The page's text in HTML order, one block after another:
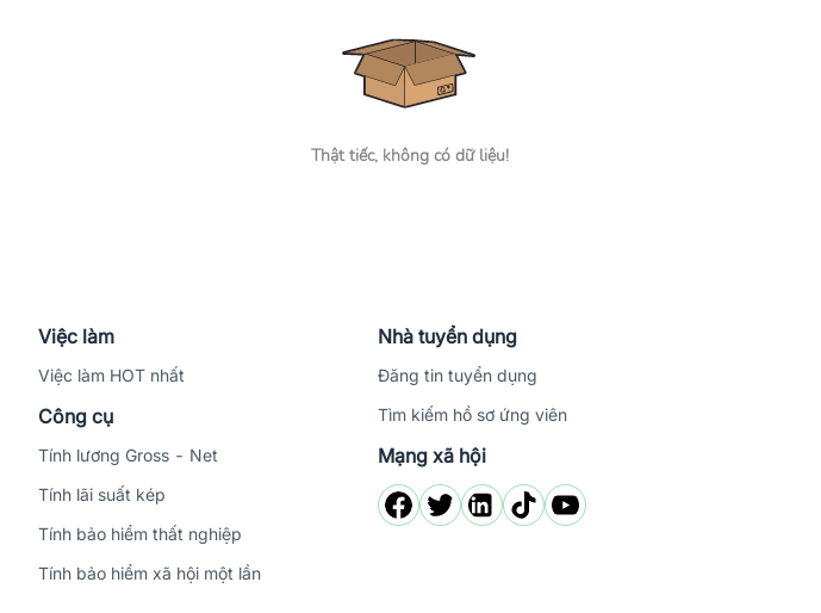
Thật tiếc, không có dữ liệu!
Việc làm
Việc làm HOT nhất
Công cụ
Tính lương Gross - Net
Tính lãi suất kép
Tính bảo hiểm thất nghiệp
Tính bảo hiểm xã hội một lần
Nhà tuyển dụng
Đăng tin tuyển dụng
Tìm kiếm hồ sơ ứng viên
Mạng xã hội